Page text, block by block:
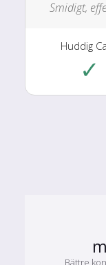
Smidigt,
✓
Bättre